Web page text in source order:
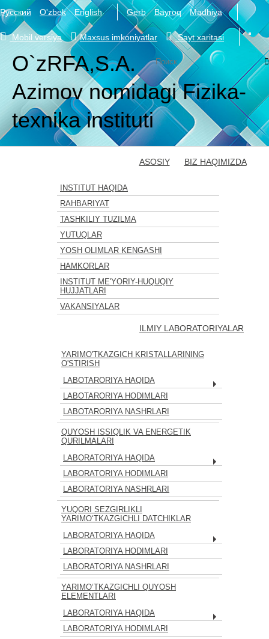
Русский O'zbek English Gerb Bayroq Madhiya
Mobil versiya Maxsus imkoniyatlar Sayt xaritasi
O`zRFA,S.A.
Azimov nomidagi Fizika-
texnika instituti
ASOSIY BIZ HAQIMIZDA
INSTITUT HAQIDA
RAHBARIYAT
TASHKILIY TUZILMA
YUTUQLAR
YOSH OLIMLAR KENGASHI
HAMKORLAR
INSTITUT ME'YORIY-HUQUQIY
HUJJATLARI
VAKANSIYALAR
ILMIY LABORATORIYALAR
YARIMO'TKAZGICH KRISTALLARINING
O'STIRISH
LABOTARORIYA HAQIDA
LABOTARORIYA HODIMLARI
LABOTARORIYA NASHRLARI
QUYOSH ISSIQLIK VA ENERGETIK
QURILMALARI
LABORATORIYA HAQIDA
LABORATORIYA HODIMLARI
LABORATORIYA NASHRLARI
YUQORI SEZGIRLIKLI
YARIMO‘TKAZGICHLI DATCHIKLAR
LABORATORIYA HAQIDA
LABORATORIYA HODIMLARI
LABORATORIYA NASHRLARI
YARIMO‘TKAZGICHLI QUYOSH
ELEMENTLARI
LABORATORIYA HAQIDA
LABORATORIYA HODIMLARI